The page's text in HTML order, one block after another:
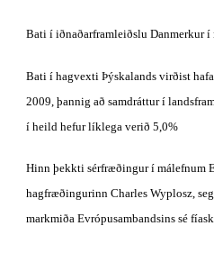
Bati í iðnaðarframleiðslu Danmerkur
Bati í hagvexti Þýskalands virðist
2009, þannig að samdráttur í
í heild hefur líklega verið 5,0%
Hinn þekkti sérfræðingur í málefnum
hagfræðingurinn Charles Wyplosz,
markmiða Evrópusambandsins sé